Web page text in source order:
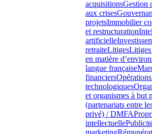
acquisitionsGestion
aux crises
projetsImmobilier
et restructuration
artificielle
retraiteLitigesLitiges
en matière
langue française
financiers
technologiques
et organismes à but
(partenariats entre
privé) / DMFA
intellectuelle